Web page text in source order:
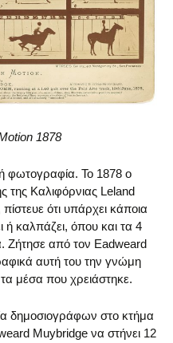
1878
φωτογραφία. Το 1878 ο
Καλιφόρνιας Leland
ότι υπάρχει κάποια
ή καλπάζει, όπου και τα 4
Ζήτησε από τον Eadweard
αυτή του την γνώμη
μέσα που χρειάστηκε.
δημοσιογράφων στο κτήμα
Muybridge να στήνει 12